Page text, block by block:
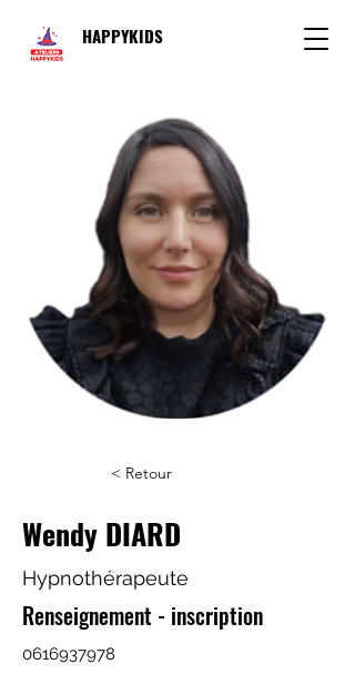
HAPPYKIDS
< Retour
Wendy DIARD
Hypnothérapeute
Renseignement - inscription
0616937978